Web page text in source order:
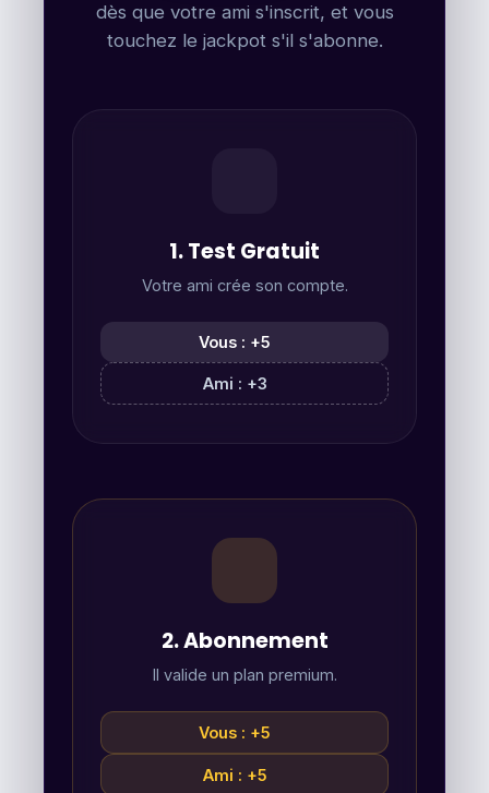
dès que votre ami s'inscrit, et vous
touchez le jackpot s'il s'abonne.
1. Test Gratuit
Votre ami crée son compte.
Vous : +5
Ami : +3
2. Abonnement
Il valide un plan premium.
Vous : +5
Ami : +5